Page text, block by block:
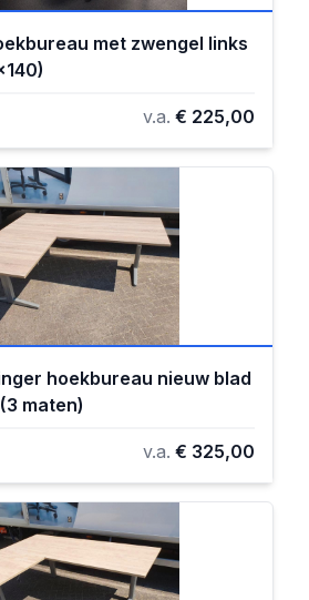
met zwengel links
v.a. € 225,00
hoekbureau nieuw blad
maten)
v.a. € 325,00